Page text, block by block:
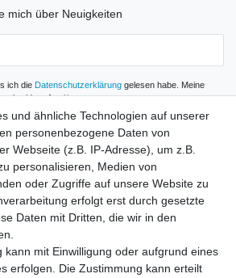
mich über Neuigkeiten
ich die Daten­schutz­erklärunggelesen habe. Meine
widerrufen.**
Abonnieren
** Hierbei handelt es sich um ein Pflichtfeld.
und Versand
und ähnliche Technologien auf unserer
personenbezogene Daten von
Webseite (z.B. IP-Adresse), um z.B.
personalisieren, Medien von
oder Zugriffe auf unsere Website zu
erfolgt erst durch gesetzte
Daten mit Dritten, die wir in den
kann mit Einwilligung oder aufgrund eines
erfolgen. Die Zustimmung kann erteilt